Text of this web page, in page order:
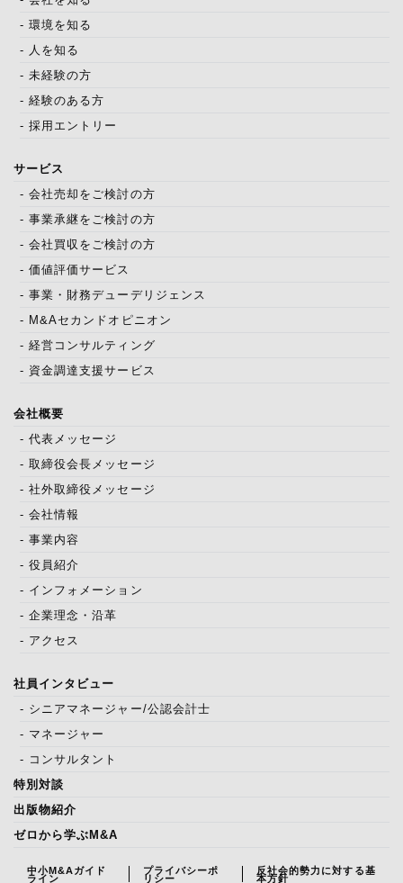
- 環境を知る
- 人を知る
- 未経験の方
- 経験のある方
- 採用エントリー
サービス
- 会社売却をご検討の方
- 事業承継をご検討の方
- 会社買収をご検討の方
- 価値評価サービス
- 事業・財務デューデリジェンス
- M&Aセカンドオピニオン
- 経営コンサルティング
- 資金調達支援サービス
会社概要
- 代表メッセージ
- 取締役会長メッセージ
- 社外取締役メッセージ
- 会社情報
- 事業内容
- 役員紹介
- インフォメーション
- 企業理念・沿革
- アクセス
社員インタビュー
- シニアマネージャー/公認会計士
- マネージャー
- コンサルタント
特別対談
出版物紹介
ゼロから学ぶM&A
中小M&Aガイド
ライン
プライバシーポ
リシー
反社会的勢力に対する基
本方針